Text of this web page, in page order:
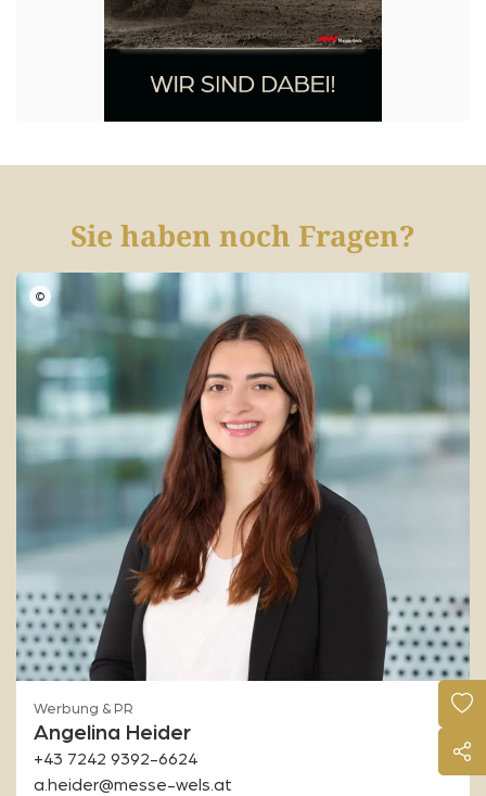
Sie haben noch Fragen?
Werbung & PR
Angelina Heider
+43 7242 9392-6624
a.heider@messe-wels.at